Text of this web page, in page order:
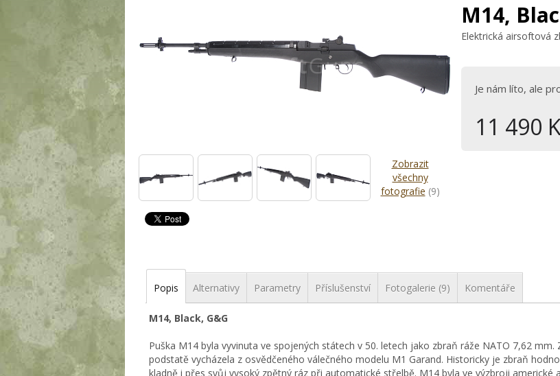
Zobrazit
všechny
fotografie (9)
M14,
Elektrická airsoftová
Je nám líto, ale
11 490
Popis Alternativy Parametry Příslušenství Fotogalerie (9) Komentáře
M14, Black, G&G
Puška M14 byla vyvinuta ve spojených státech v 50. letech jako zbraň ráže NATO 7,62 mm.
podstatě vycházela z osvědčeného válečného modelu M1 Garand. Historicky je zbraň
kladně i přes svůj vysoký zpětný ráz při automatické střelbě. M14 byla ve výzbroji americké